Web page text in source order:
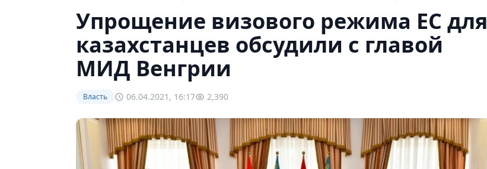
Упрощение визового режима ЕС для
казахстанцев обсудили с главой
МИД Венгрии
Власть 06.04.2021, 16:17 2,390